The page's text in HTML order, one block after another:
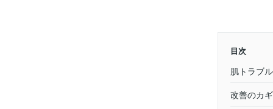
目次
肌トラブ
改善のカ